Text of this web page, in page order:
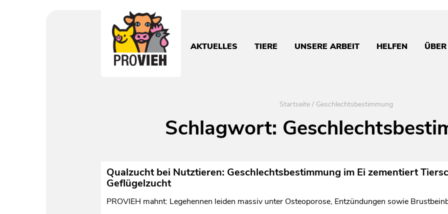
leben.AKTUELLES TIERE UNSERE ARBEIT HELFEN
Startseite/ Geschlechtsbestimmung
Schlagwort:
Qualzucht bei Nutztieren: Geschlechtsbestimmung im Ei zementiert
Geflügelzucht
PROVIEH mahnt: Legehennen leiden massiv unter Osteoporose, Entzündungen sowie